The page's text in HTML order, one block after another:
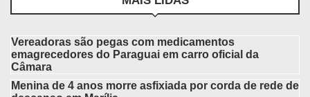
Vereadoras são pegas com medicamentos
emagrecedores do Paraguai em carro oficial da
Câmara
Menina de 4 anos morre asfixiada por corda de rede de